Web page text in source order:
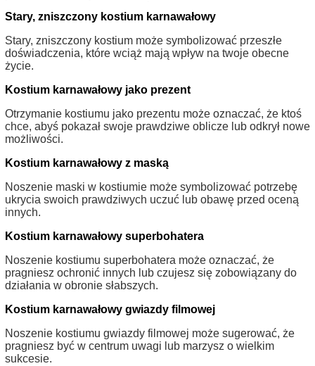
Stary, zniszczony kostium karnawałowy
Stary, zniszczony kostium może symbolizować przeszłe
doświadczenia, które wciąż mają wpływ na twoje obecne
życie.
Kostium karnawałowy jako prezent
Otrzymanie kostiumu jako prezentu może oznaczać, że ktoś
chce, abyś pokazał swoje prawdziwe oblicze lub odkrył nowe
możliwości.
Kostium karnawałowy z maską
Noszenie maski w kostiumie może symbolizować potrzebę
ukrycia swoich prawdziwych uczuć lub obawę przed oceną
innych.
Kostium karnawałowy superbohatera
Noszenie kostiumu superbohatera może oznaczać, że
pragniesz ochronić innych lub czujesz się zobowiązany do
działania w obronie słabszych.
Kostium karnawałowy gwiazdy filmowej
Noszenie kostiumu gwiazdy filmowej może sugerować, że
pragniesz być w centrum uwagi lub marzysz o wielkim
sukcesie.